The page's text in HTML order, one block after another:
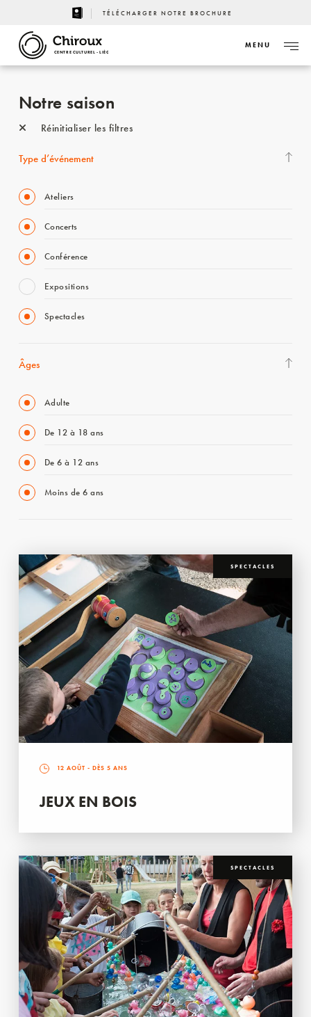
TÉLÉCHARGER NOTRE BROCHURE
CENTRE CULTUREL - LIÈGE
MENU
Notre saison
Réinitialiser les filtres
Type d’événement
Ateliers
Concerts
Conférence
Expositions
Spectacles
Âges
Adulte
De 12 à 18 ans
De 6 à 12 ans
Moins de 6 ans
SPECTACLES
12 AOÛT - DÈS 5 ANS
JEUX EN BOIS
SPECTACLES